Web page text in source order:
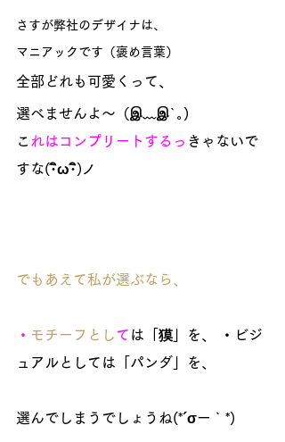
さすが弊社のデザイナは、
マニアックです（褒め言葉）
全部どれも可愛くって、
選べませんよ～（இ﹏இ`｡)
こ れはコン プリートするっ きゃないで
すな(･ิω･ิ)ノ
でもあえて私が選ぶなら、
・ モチーフとし て は「獏」を、 ・ビジ
ュアルとしては「パンダ」を、
選んでしまうでしょうね(*´σー｀*)